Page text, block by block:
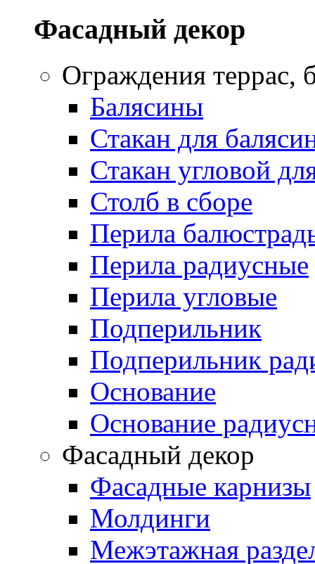
Фасадный декор
Oграждения террас,
Балясины
Стакан для
Стакан угловой
Столб в сборе
Перила
Перила радиусные
Перила угловые
Подперильник
Подперильник
Основание
Основание
Фасадный декор
Фасадные карнизы
Молдинги
Межэтажная